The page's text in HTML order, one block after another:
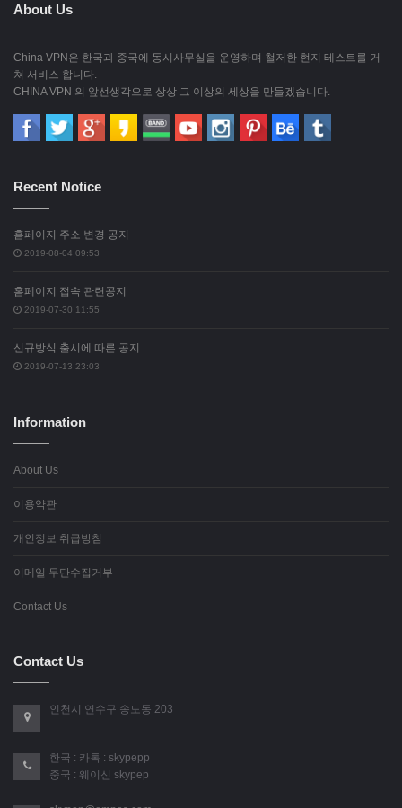
About Us
China VPN은 한국과 중국에 동시사무실을 운영하며 철저한 현지 테스트를 거
쳐 서비스 합니다.
CHINA VPN 의 앞선생각으로 상상 그 이상의 세상을 만들겠습니다.
Recent Notice
홈페이지 주소 변경 공지
2019-08-04 09:53
홈페이지 접속 관련공지
2019-07-30 11:55
신규방식 출시에 따른 공지
2019-07-13 23:03
Information
About Us
이용약관
개인정보 취급방침
이메일 무단수집거부
Contact Us
Contact Us
인천시 연수구 송도동 203
한국 : 카톡 : skypepp
중국 : 웨이신 skypep